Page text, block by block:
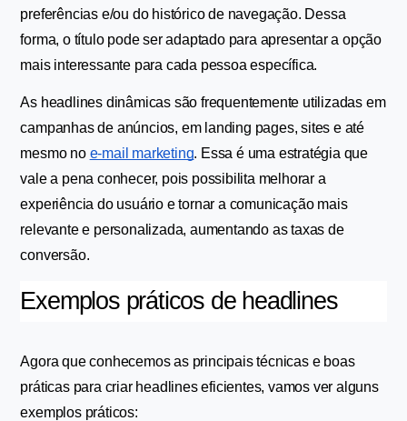
preferências e/ou do histórico de navegação. Dessa
forma, o título pode ser adaptado para apresentar a opção
mais interessante para cada pessoa específica.
As headlines dinâmicas são frequentemente utilizadas em
campanhas de anúncios, em landing pages, sites e até
mesmo no e-mail marketing. Essa é uma estratégia que
vale a pena conhecer, pois possibilita melhorar a
experiência do usuário e tornar a comunicação mais
relevante e personalizada, aumentando as taxas de
conversão.
Exemplos práticos de headlines
Agora que conhecemos as principais técnicas e boas
práticas para criar headlines eficientes, vamos ver alguns
exemplos práticos: